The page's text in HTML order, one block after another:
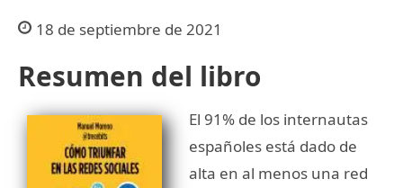
18 de septiembre de 2021
Resumen del libro
El 91% de los internautas
españoles está dado de
alta en al menos una red